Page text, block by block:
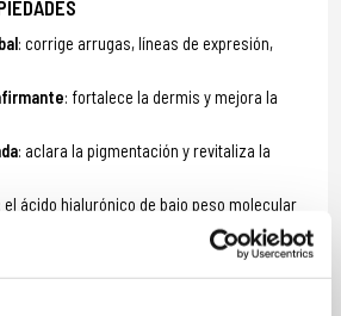
: corrige arrugas, líneas de expresión,
: fortalece la dermis y mejora la
: aclara la pigmentación y revitaliza la
: el ácido hialurónico de bajo peso molecular
: niacinamida y péptidos que defienden